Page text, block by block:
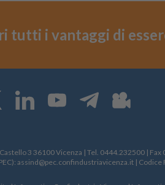
tutti i vantaggi di
3 36100 Vicenza | Tel. 0444.232500 | Fax
assind@pec.confindustriavicenza.it | Codice